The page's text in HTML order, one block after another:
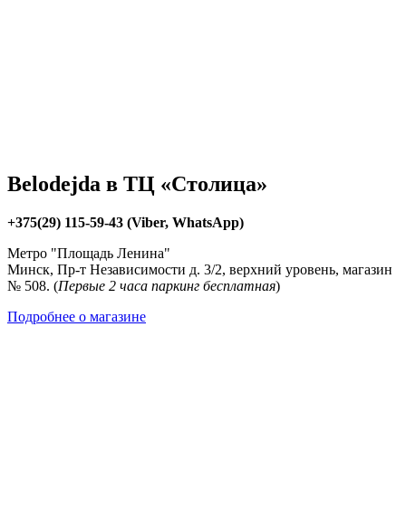
Belodejda в ТЦ «Столица»
+375(29) 115-59-43 (Viber, WhatsApp)
Метро "Площадь Ленина"
Минск, Пр-т Независимости д. 3/2, верхний уровень, магазин
№ 508. (Первые 2 часа паркинг бесплатная)
Подробнее о магазине